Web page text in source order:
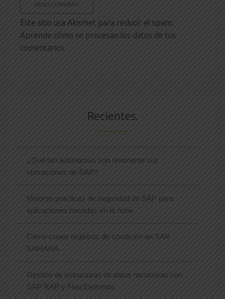
Este sitio usa Akismet para reducir el spam.
Aprende cómo se procesan los datos de tus
comentarios.
Recientes.
¿Qué tan autónomas son realmente sus
operaciones de SAP?
Mejores prácticas de seguridad de SAP para
aplicaciones basadas en la nube
Cómo copiar registros de condición en SAP
S/4HANA
Gestión de estructuras de datos recursivas con
SAP RAP y Fiori Elements